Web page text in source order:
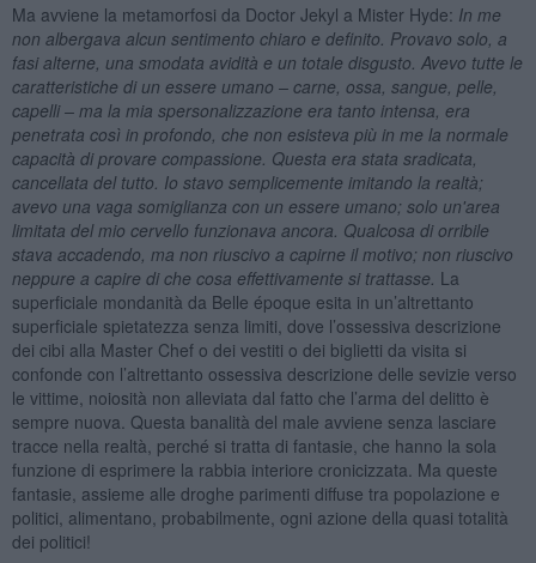
Ma avviene la metamorfosi da Doctor Jekyl a Mister Hyde: In me
non albergava alcun sentimento chiaro e definito. Provavo solo, a
fasi alterne, una smodata avidità e un totale disgusto. Avevo tutte le
caratteristiche di un essere umano – carne, ossa, sangue, pelle,
capelli – ma la mia spersonalizzazione era tanto intensa, era
penetrata così in profondo, che non esisteva più in me la normale
capacità di provare compassione. Questa era stata sradicata,
cancellata del tutto. Io stavo semplicemente imitando la realtà;
avevo una vaga somiglianza con un essere umano; solo un'area
limitata del mio cervello funzionava ancora. Qualcosa di orribile
stava accadendo, ma non riuscivo a capirne il motivo; non riuscivo
neppure a capire di che cosa effettivamente si trattasse. La
superficiale mondanità da Belle époque esita in un’altrettanto
superficiale spietatezza senza limiti, dove l’ossessiva descrizione
dei cibi alla Master Chef o dei vestiti o dei biglietti da visita si
confonde con l’altrettanto ossessiva descrizione delle sevizie verso
le vittime, noiosità non alleviata dal fatto che l’arma del delitto è
sempre nuova. Questa banalità del male avviene senza lasciare
tracce nella realtà, perché si tratta di fantasie, che hanno la sola
funzione di esprimere la rabbia interiore cronicizzata. Ma queste
fantasie, assieme alle droghe parimenti diffuse tra popolazione e
politici, alimentano, probabilmente, ogni azione della quasi totalità
dei politici!